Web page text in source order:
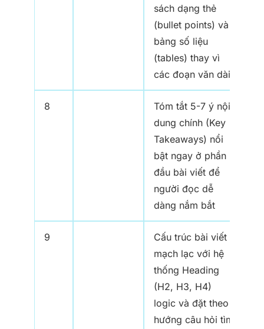
sách dạng thẻ
(bullet points) và
bảng số liệu
(tables) thay vì
các đoạn văn dài
8
Tóm tắt 5-7 ý nội
dung chính (Key
Takeaways) nổi
bật ngay ở phần
đầu bài viết để
người đọc dễ
dàng nắm bắt
9
Cấu trúc bài viết
mạch lạc với hệ
thống Heading
(H2, H3, H4)
logic và đặt theo
hướng câu hỏi tìm